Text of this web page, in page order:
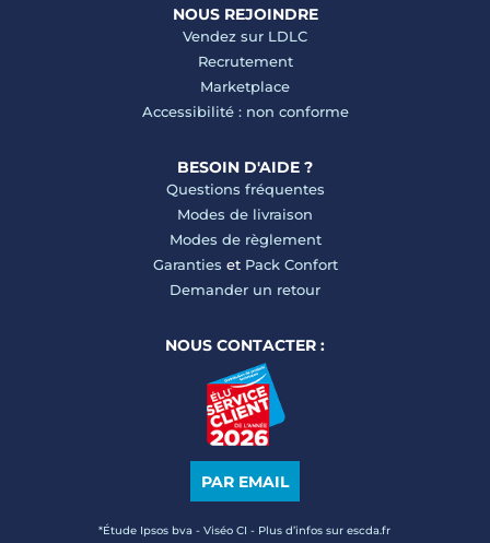
NOUS REJOINDRE
Vendez sur LDLC
Recrutement
Marketplace
Accessibilité : non conforme
BESOIN D'AIDE ?
Questions fréquentes
Modes de livraison
Modes de règlement
Garanties et Pack Confort
Demander un retour
NOUS CONTACTER :
PAR EMAIL
*Étude Ipsos bva - Viséo CI - Plus d’infos sur escda.fr